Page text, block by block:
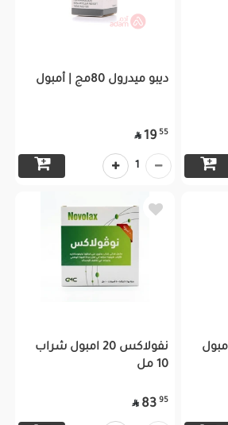
ديبو ميدرول 80مج | أمبول
55
19

1
نفولاكس 20 امبول شراب
10 مل
95
83
